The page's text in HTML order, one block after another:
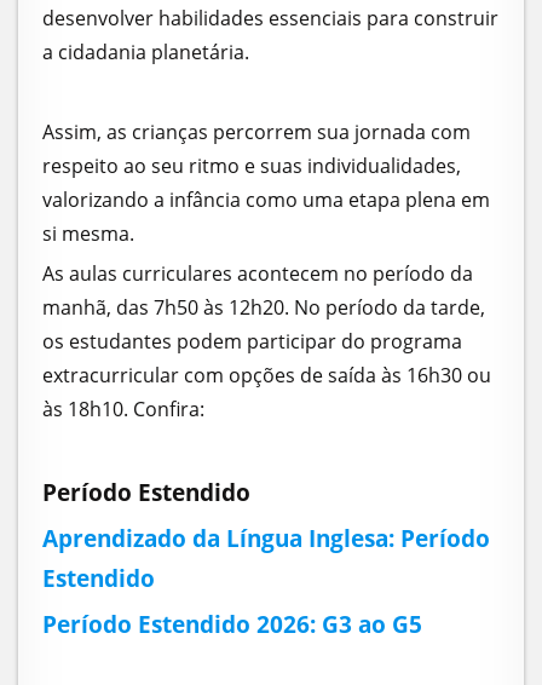
desenvolver habilidades essenciais para construir
a cidadania planetária.
Assim, as crianças percorrem sua jornada com
respeito ao seu ritmo e suas individualidades,
valorizando a infância como uma etapa plena em
si mesma.
As aulas curriculares acontecem no período da
manhã, das 7h50 às 12h20. No período da tarde,
os estudantes podem participar do programa
extracurricular com opções de saída às 16h30 ou
às 18h10. Confira:
Período Estendido
Aprendizado da Língua Inglesa: Período
Estendido
Período Estendido 2026: G3 ao G5